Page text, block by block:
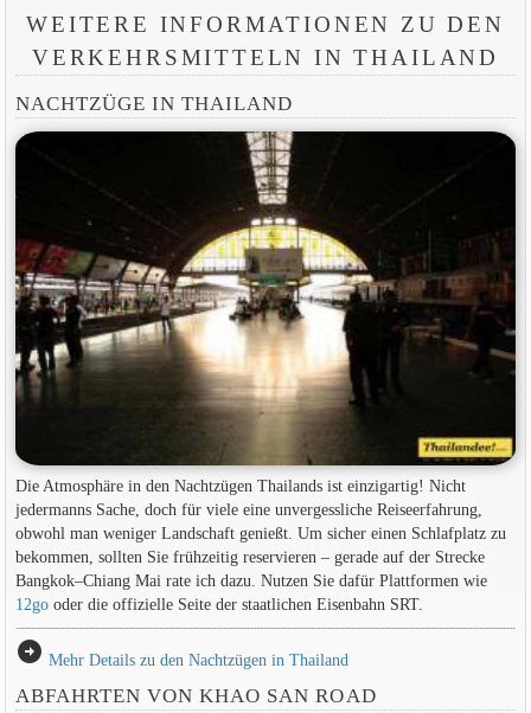
WEITERE INFORMATIONEN ZU DEN
VERKEHRSMITTELN IN THAILAND
NACHTZÜGE IN THAILAND
Die Atmosphäre in den Nachtzügen Thailands ist einzigartig! Nicht
jedermanns Sache, doch für viele eine unvergessliche Reiseerfahrung,
obwohl man weniger Landschaft genießt. Um sicher einen Schlafplatz zu
bekommen, sollten Sie frühzeitig reservieren – gerade auf der Strecke
Bangkok–Chiang Mai rate ich dazu. Nutzen Sie dafür Plattformen wie
12gooder die offizielle Seite der staatlichen Eisenbahn SRT.
arrow_circle_right Mehr Details zu den Nachtzügen in Thailand
ABFAHRTEN VON KHAO SAN ROAD